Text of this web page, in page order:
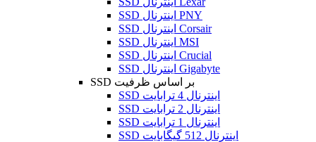
SSD اینترنال PNY
SSD اینترنال Corsair
SSD اینترنال MSI
SSD اینترنال Crucial
SSD اینترنال Gigabyte
SSD بر اساس ظرفیت
SSD اینترنال 4 ترابایت
SSD اینترنال 2 ترابایت
SSD اینترنال 1 ترابایت
SSD اینترنال 512 گیگابایت